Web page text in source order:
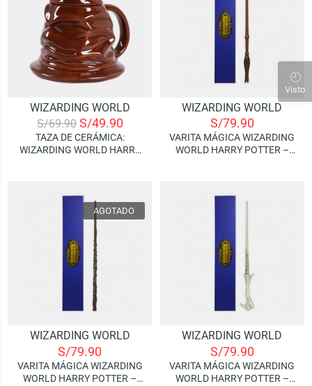
WIZARDING WORLD
S/69.90 S/49.90
TAZA DE CERÁMICA:
WIZARDING WORLD HARRY
WIZARDING WORLD
S/79.90
VARITA MÁGICA WIZARDING
WORLD HARRY POTTER –
AGOTADO
WIZARDING WORLD
S/79.90
VARITA MÁGICA WIZARDING
WORLD HARRY POTTER –
WIZARDING WORLD
S/79.90
VARITA MÁGICA WIZARDING
WORLD HARRY POTTER –
Visto